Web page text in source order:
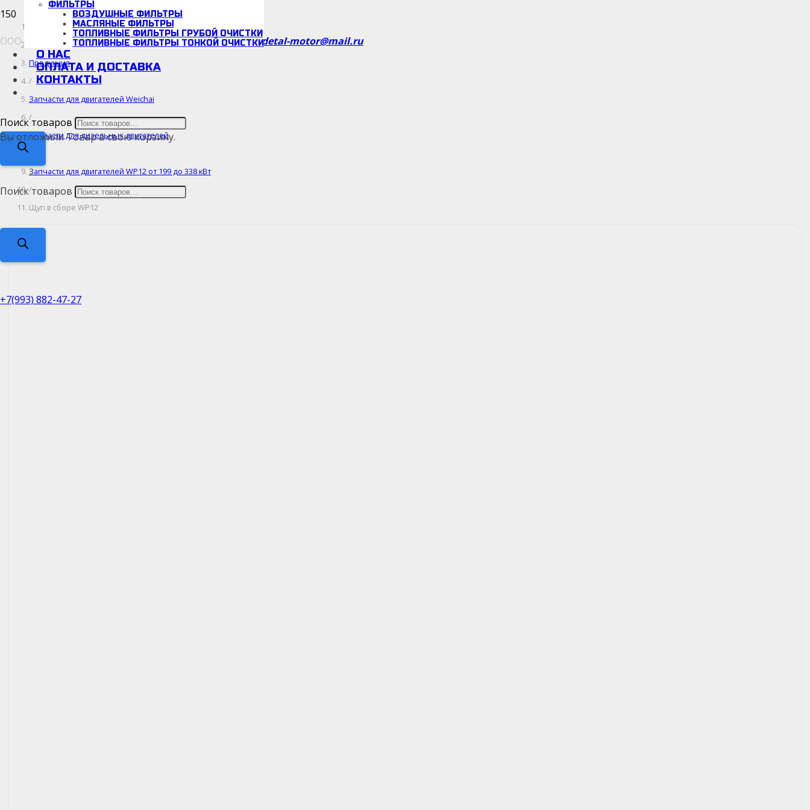
ООО «Детальмотор», ИНН/КПП: 5038166942/670001001detal-motor@mail.ru
ФИЛЬТРЫ
ВОЗДУШНЫЕ ФИЛЬТРЫ
МАСЛЯНЫЕ ФИЛЬТРЫ
ТОПЛИВНЫЕ ФИЛЬТРЫ ГРУБОЙ ОЧИСТКИ
ТОПЛИВНЫЕ ФИЛЬТРЫ ТОНКОЙ ОЧИСТКИ
О НАС
ОПЛАТА И ДОСТАВКА
КОНТАКТЫ
Вы отложилиТоварв свою корзину.
Поиск товаров
+7(993) 882-47-27
Поиск товаров
Продукция
/
Запчасти для двигателей Weichai
/
Запчасти для дизельных двигателей
Запчасти для двигателей WP12 от 199 до 338 кВт
/
Щуп в сборе WP12